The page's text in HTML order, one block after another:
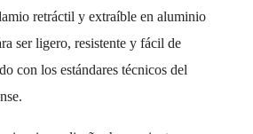
retráctil y extraíble en aluminio
ser ligero, resistente y fácil de
con los estándares técnicos del